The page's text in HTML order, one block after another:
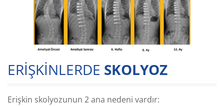
ERİŞKİNLERDE SKOLYOZ
Erişkin skolyozunun 2 ana nedeni vardır: